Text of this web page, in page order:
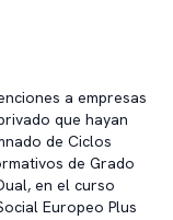
a empresas
que hayan
de Ciclos
de Grado
en el curso
Europeo Plus